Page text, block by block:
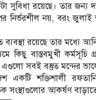
সুবিধা রয়েছে। তার জন্য
নির্ভরশীল নয়, বরং
রয়েছে তার মধ্যে
কিছু বাস্তবমুখী
এগুলো সবই বস্তুত মন্দের
একটি শক্তিশালী
সংস্থাগুলোর আকর্ষণ